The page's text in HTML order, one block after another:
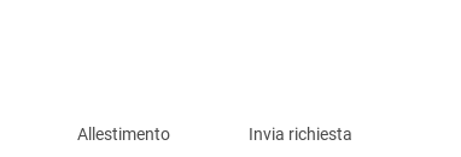
Allestimento Invia richiesta